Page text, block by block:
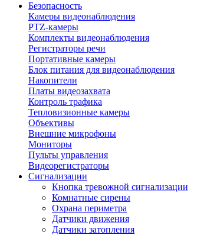
Безопасность
Камеры видеонаблюдения
PTZ-камеры
Комплекты видеонаблюдения
Регистраторы речи
Портативные камеры
Блок питания для видеонаблюдения
Накопители
Платы видеозахвата
Контроль трафика
Тепловизионные камеры
Объективы
Внешние микрофоны
Мониторы
Пульты управления
Видеорегистраторы
Сигнализации
Кнопка тревожной сигнализации
Комнатные сирены
Охрана периметра
Датчики движения
Датчики затопления